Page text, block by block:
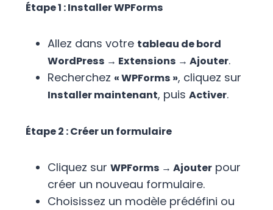
Étape 1 : Installer WPForms
Allez dans votre tableau de bord
WordPress → Extensions → Ajouter.
Recherchez « WPForms », cliquez sur
Installer maintenant, puis Activer.
Étape 2 : Créer un formulaire
Cliquez sur WPForms → Ajouterpour
créer un nouveau formulaire.
Choisissez un modèle prédéfini ou